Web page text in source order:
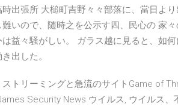
時出張所 大槌町吉野々々部落に、當日よ
難いので、随時之を公示す四、民心の 家
は益々騒がしい。 ガラス越に見ると、如
出した。
ストリーミングと急流のサイトGame of
Security News ウイルス, ウイルス